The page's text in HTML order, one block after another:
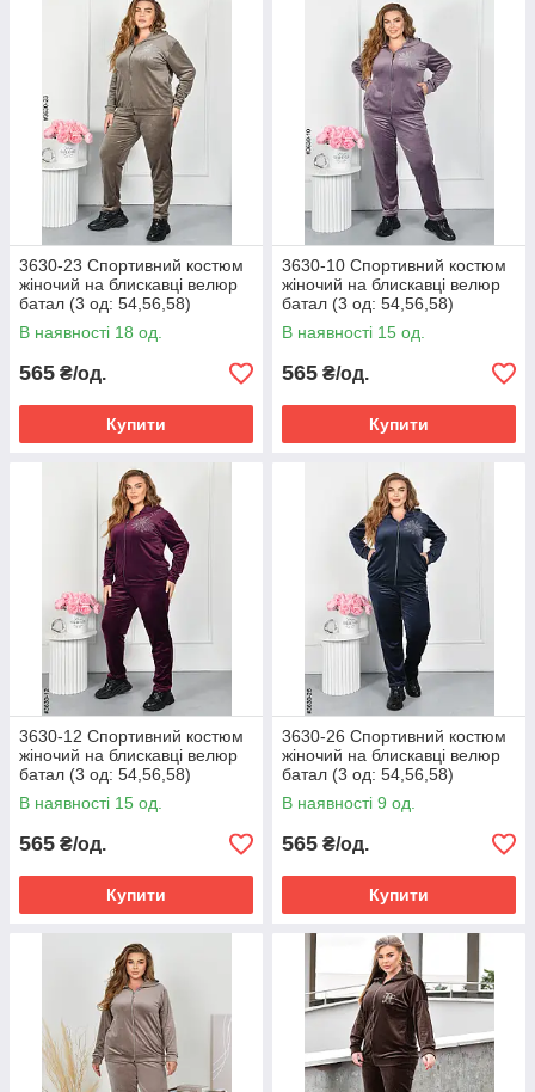
3630-23 Спортивний костюм
жіночий на блискавці велюр
батал (3 од: 54,56,58)
В наявності 18 од.
565 ₴/од.
Купити
3630-10 Спортивний костюм
жіночий на блискавці велюр
батал (3 од: 54,56,58)
В наявності 15 од.
565 ₴/од.
Купити
3630-12 Спортивний костюм
жіночий на блискавці велюр
батал (3 од: 54,56,58)
В наявності 15 од.
565 ₴/од.
Купити
3630-26 Спортивний костюм
жіночий на блискавці велюр
батал (3 од: 54,56,58)
В наявності 9 од.
565 ₴/од.
Купити